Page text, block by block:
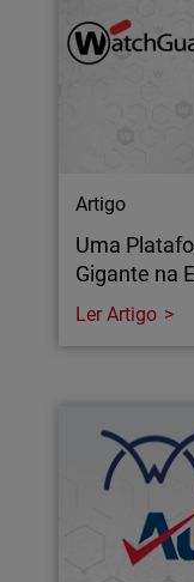
Artigo
Uma
Gigante na
Ler Artigo